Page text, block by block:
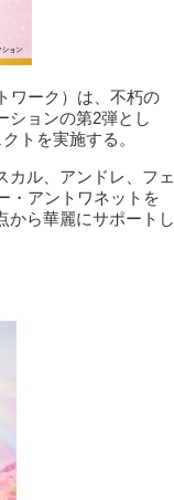
ワーク）は、不朽の
ションの第2弾とし
トを実施する。
カル、アンドレ、フェ
・アントワネットを
から華麗にサポートし